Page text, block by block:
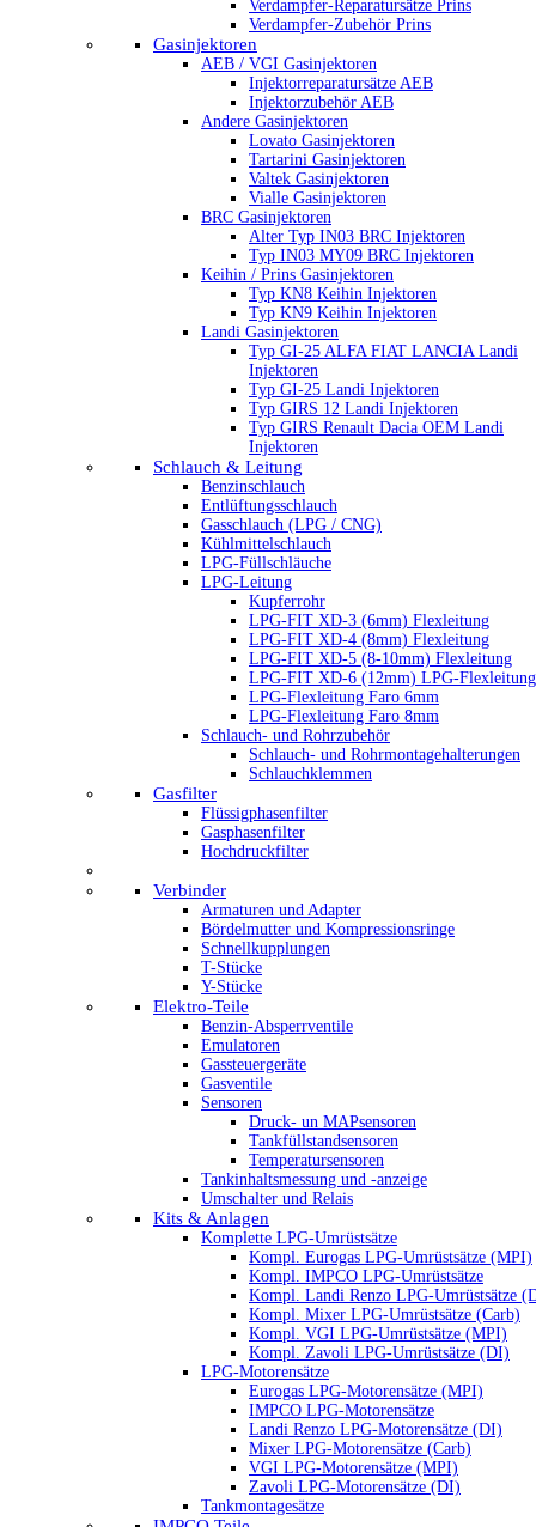
Verdampfer-Reparatursätze Prins
Verdampfer-Zubehör Prins
Gasinjektoren
AEB / VGI Gasinjektoren
Injektorreparatursätze AEB
Injektorzubehör AEB
Andere Gasinjektoren
Lovato Gasinjektoren
Tartarini Gasinjektoren
Valtek Gasinjektoren
Vialle Gasinjektoren
BRC Gasinjektoren
Alter Typ IN03 BRC Injektoren
Typ IN03 MY09 BRC Injektoren
Keihin / Prins Gasinjektoren
Typ KN8 Keihin Injektoren
Typ KN9 Keihin Injektoren
Landi Gasinjektoren
Typ GI-25 ALFA FIAT LANCIA Landi
Injektoren
Typ GI-25 Landi Injektoren
Typ GIRS 12 Landi Injektoren
Typ GIRS Renault Dacia OEM Landi
Injektoren
Schlauch & Leitung
Benzinschlauch
Entlüftungsschlauch
Gasschlauch (LPG / CNG)
Kühlmittelschlauch
LPG-Füllschläuche
LPG-Leitung
Kupferrohr
LPG-FIT XD-3 (6mm) Flexleitung
LPG-FIT XD-4 (8mm) Flexleitung
LPG-FIT XD-5 (8-10mm) Flexleitung
LPG-FIT XD-6 (12mm) LPG-Flexleitung
LPG-Flexleitung Faro 6mm
LPG-Flexleitung Faro 8mm
Schlauch- und Rohrzubehör
Schlauch- und Rohrmontagehalterungen
Schlauchklemmen
Gasfilter
Flüssigphasenfilter
Gasphasenfilter
Hochdruckfilter
Verbinder
Armaturen und Adapter
Bördelmutter und Kompressionsringe
Schnellkupplungen
T-Stücke
Y-Stücke
Elektro-Teile
Benzin-Absperrventile
Emulatoren
Gassteuergeräte
Gasventile
Sensoren
Druck- un MAPsensoren
Tankfüllstandsensoren
Temperatursensoren
Tankinhaltsmessung und -anzeige
Umschalter und Relais
Kits & Anlagen
Komplette LPG-Umrüstsätze
Kompl. Eurogas LPG-Umrüstsätze (MPI)
Kompl. IMPCO LPG-Umrüstsätze
Kompl. Landi Renzo LPG-Umrüstsätze
Kompl. Mixer LPG-Umrüstsätze (Carb)
Kompl. VGI LPG-Umrüstsätze (MPI)
Kompl. Zavoli LPG-Umrüstsätze (DI)
LPG-Motorensätze
Eurogas LPG-Motorensätze (MPI)
IMPCO LPG-Motorensätze
Landi Renzo LPG-Motorensätze (DI)
Mixer LPG-Motorensätze (Carb)
VGI LPG-Motorensätze (MPI)
Zavoli LPG-Motorensätze (DI)
Tankmontagesätze